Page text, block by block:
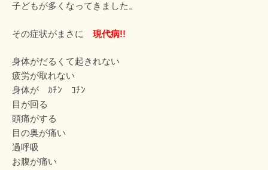
子どもが多くなってきました。
その症状がまさに 現代病!!
身体がだるくて起きれない
疲労が取れない
身体が ｶﾁﾝ ｺﾁﾝ
目が回る
頭痛がする
目の奥が痛い
過呼吸
お腹が痛い